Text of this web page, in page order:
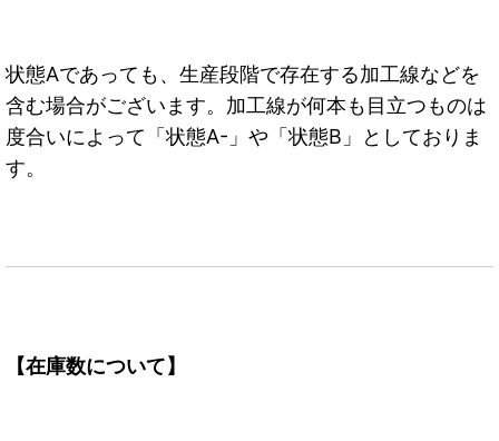
状態Aであっても、生産段階で存在する加工線などを
含む場合がございます。加工線が何本も目立つものは
度合いによって「状態A-」や「状態B」としておりま
す。
【在庫数について】